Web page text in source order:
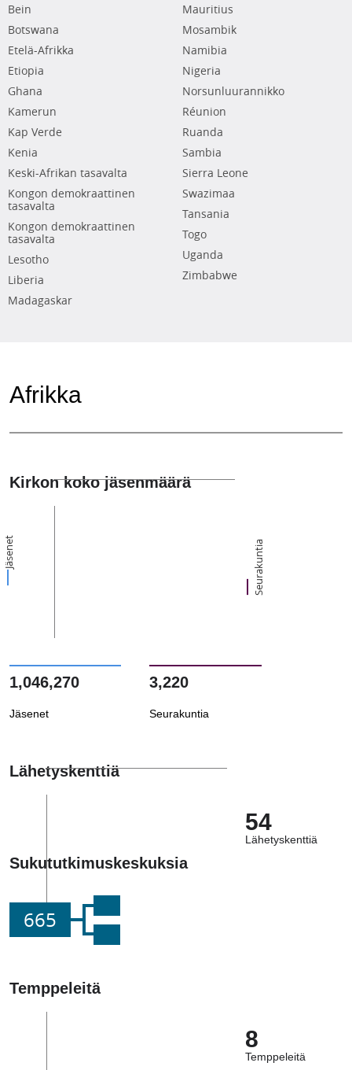
Bein
Botswana
Etelä-Afrikka
Etiopia
Ghana
Kamerun
Kap Verde
Kenia
Keski-Afrikan tasavalta
Kongon demokraattinen
tasavalta
Kongon demokraattinen
tasavalta
Lesotho
Liberia
Madagaskar
Mauritius
Mosambik
Namibia
Nigeria
Norsunluurannikko
Réunion
Ruanda
Sambia
Sierra Leone
Swazimaa
Tansania
Togo
Uganda
Zimbabwe
Afrikka
Kirkon koko jäsenmäärä
Jäsenet Seurakuntia
1,046,270
Jäsenet
3,220
Seurakuntia
Lähetyskenttiä
54
Lähetyskenttiä
Sukututkimuskeskuksia
665
Temppeleitä
8
Temppeleitä